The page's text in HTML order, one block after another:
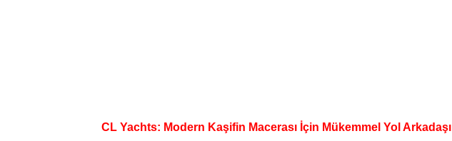
CL Yachts: Modern Kaşifin Macerası İçin Mükemmel Yol Arkadaşı